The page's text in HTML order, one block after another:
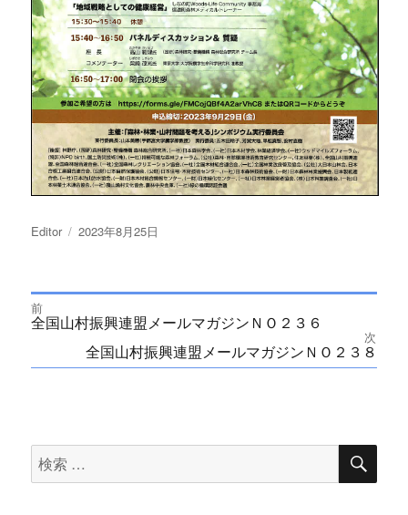
投
Editor
投
2023年8月25日
投
ゲ
前
Previous
post:
全国山村振興連盟メールマガジンＮＯ２３６
次
post:
全国山村振興連盟メールマガジンＮＯ２３８
検
索
検